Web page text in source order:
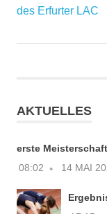
Beitrag:
des Erfurter LAC
AKTUELLES
erste
08:02 14 MAI